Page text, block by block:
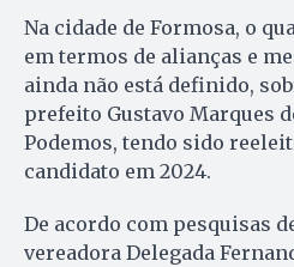
Na cidade de Formosa, o
em termos de alianças e
ainda não está definido,
prefeito Gustavo Marques
Podemos, tendo sido
candidato em 2024.
De acordo com pesquisas
vereadora Delegada